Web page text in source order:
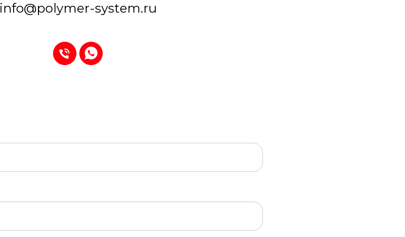
info@polymer-system.ru